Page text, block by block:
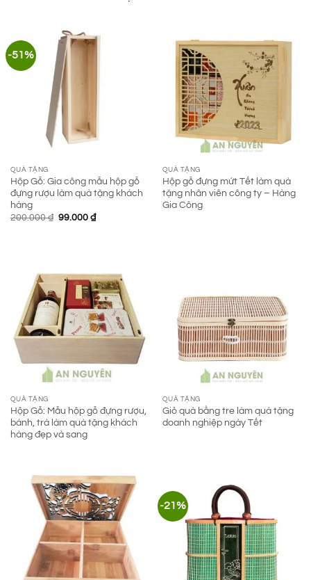
-51%
QUÀ TẶNG
Hộp Gỗ: Gia công mẫu hộp gỗ
đựng rượu làm quà tặng khách
hàng
200.000₫ Giá
99.000 ₫Giá
QUÀ TẶNG
Hộp gỗ đựng mứt Tết làm quà
tặng nhân viên công ty – Hàng
Gia Công
QUÀ TẶNG
Hộp Gỗ: Mẫu hộp gỗ đựng rượu,
bánh, trà làm quà tặng khách
hàng đẹp và sang
QUÀ TẶNG
Giỏ quà bằng tre làm quà tặng
doanh nghiệp ngày Tết
-21%